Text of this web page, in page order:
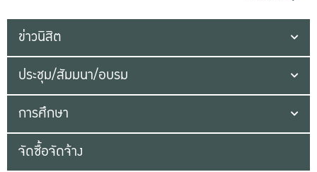
ข่าวนิสิต
ประชุม/สัมมนา/อบรม
การศึกษา
จัดซื้อจัดจ้าง